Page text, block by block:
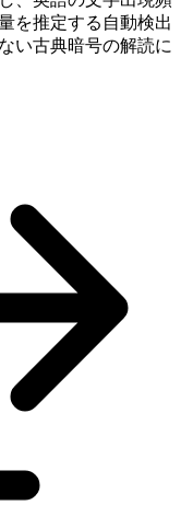
を推定する自動検出
い古典暗号の解読に